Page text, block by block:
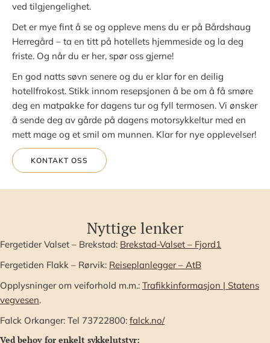
ved tilgjengelighet.
Det er mye fint å se og oppleve mens du er på Bårdshaug
Herregård – ta en titt på hotellets hjemmeside og la deg
friste. Og når du er her, spør oss gjerne!
En god natts søvn senere og du er klar for en deilig
hotellfrokost. Stikk innom resepsjonen å be om å få smøre
deg en matpakke for dagens tur og fyll termosen. Vi ønsker
å sende deg av gårde på dagens motorsykkeltur med en
mett mage og et smil om munnen. Klar for nye opplevelser!
KONTAKT OSS
Nyttige lenker
Fergetider Valset – Brekstad: Brekstad-Valset – Fjord1
Fergetiden Flakk – Rørvik: Reiseplanlegger – AtB
Opplysninger om veiforhold m.m.: Trafikkinformasjon | Statens
vegvesen.
Falck Orkanger: Tel 73722800: falck.no/
Ved behov for enkelt sykkelutstyr: